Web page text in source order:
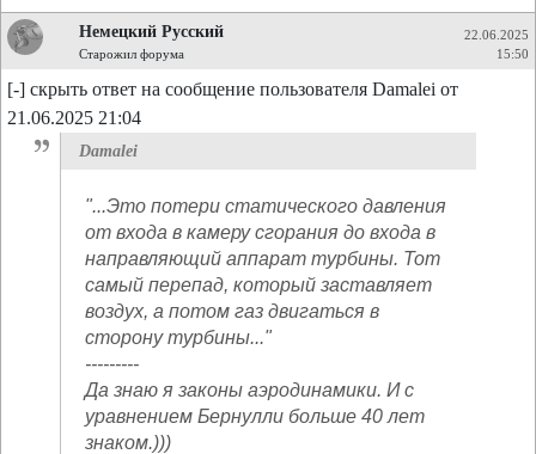
Немецкий Русский
Старожил форума
22.06.2025
15:50
[-] скрыть ответ на сообщение пользователя Damalei от
21.06.2025 21:04
Damalei
"...Это потери статического давления
от входа в камеру сгорания до входа в
направляющий аппарат турбины. Тот
самый перепад, который заставляет
воздух, а потом газ двигаться в
сторону турбины..."
---------
Да знаю я законы аэродинамики. И с
уравнением Бернулли больше 40 лет
знаком.)))